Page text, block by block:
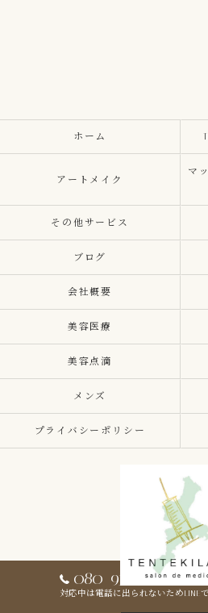
080-9307-7163
対応中は電話に出られないためLINE
ホーム
アートメイク
マ
その他サービス
ブログ
会社概要
美容医療
美容点滴
メンズ
プライバシーポリシー